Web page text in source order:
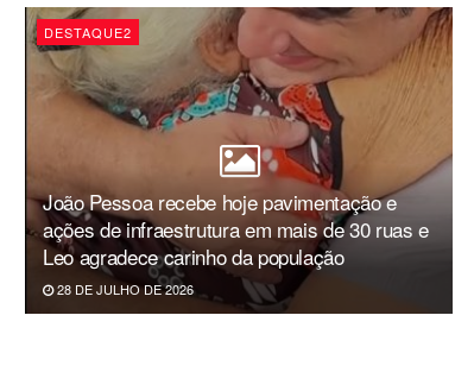
DESTAQUE2
João Pessoa recebe hoje pavimentação e
ações de infraestrutura em mais de 30 ruas e
Leo agradece carinho da população
28 DE JULHO DE 2026